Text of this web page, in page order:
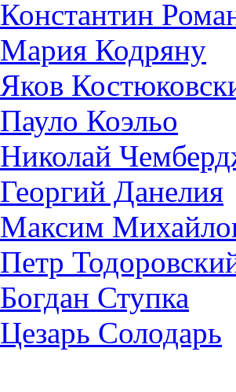
Константин
Мария Кодряну
Яков
Пауло Коэльо
Николай
Георгий Данелия
Максим
Петр
Богдан Ступка
Цезарь Солодарь